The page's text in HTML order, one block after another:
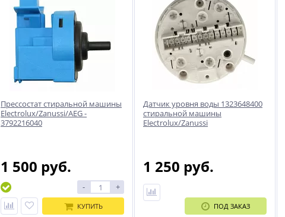
Прессостат стиральной машины
Electrolux/Zanussi/AEG -
3792216040
1 500 руб.
- +
КУПИТЬ
Датчик уровня воды 1323648400
стиральной машины
Electrolux/Zanussi
1 250 руб.
ПОД ЗАКАЗ